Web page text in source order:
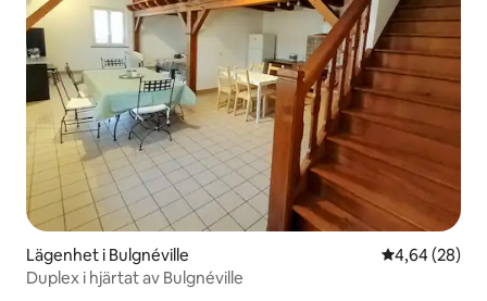
Lägenhet i Bulgnéville 4,64 av 5 i
4,64 (28)
Duplex i hjärtat av Bulgnéville